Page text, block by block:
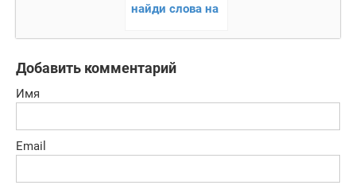
найди слова на
Добавить комментарий
Имя
Email